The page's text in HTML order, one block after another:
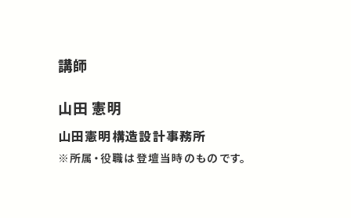
講師
山田 憲明
山田憲明構造設計事務所
※所属・役職は登壇当時のものです。